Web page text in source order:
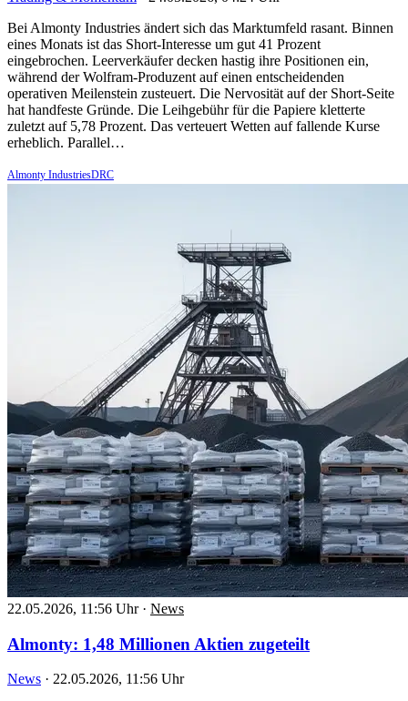
Bei Almonty Industries ändert sich das Marktumfeld rasant. Binnen
eines Monats ist das Short-Interesse um gut 41 Prozent
eingebrochen. Leerverkäufer decken hastig ihre Positionen ein,
während der Wolfram-Produzent auf einen entscheidenden
operativen Meilenstein zusteuert. Die Nervosität auf der Short-Seite
hat handfeste Gründe. Die Leihgebühr für die Papiere kletterte
zuletzt auf 5,78 Prozent. Das verteuert Wetten auf fallende Kurse
erheblich. Parallel…
Almonty IndustriesDRC
22.05.2026, 11:56 Uhr · News
Almonty: 1,48 Millionen Aktien zugeteilt
News · 22.05.2026, 11:56 Uhr